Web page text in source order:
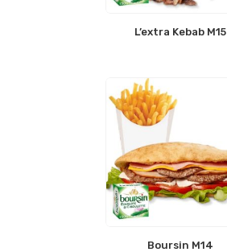
L’extra Kebab M15
Boursin M14